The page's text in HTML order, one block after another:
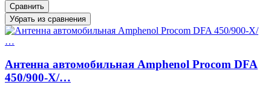
Сравнить
Убрать из сравнения
Антенна автомобильная Amphenol Procom DFA
450/900-X/…